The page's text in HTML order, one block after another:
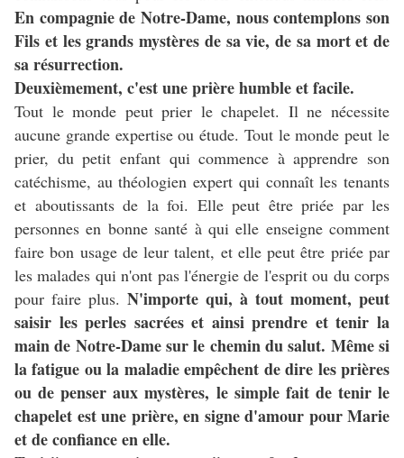
En compagnie de Notre-Dame, nous contemplons son
Fils et les grands mystères de sa vie, de sa mort et de
sa résurrection.
Deuxièmement, c'est une prière humble et facile.
Tout le monde peut prier le chapelet. Il ne nécessite
aucune grande expertise ou étude. Tout le monde peut le
prier, du petit enfant qui commence à apprendre son
catéchisme, au théologien expert qui connaît les tenants
et aboutissants de la foi. Elle peut être priée par les
personnes en bonne santé à qui elle enseigne comment
faire bon usage de leur talent, et elle peut être priée par
les malades qui n'ont pas l'énergie de l'esprit ou du corps
pour faire plus. N'importe qui, à tout moment, peut
saisir les perles sacrées et ainsi prendre et tenir la
main de Notre-Dame sur le chemin du salut. Même si
la fatigue ou la maladie empêchent de dire les prières
ou de penser aux mystères, le simple fait de tenir le
chapelet est une prière, en signe d'amour pour Marie
et de confiance en elle.